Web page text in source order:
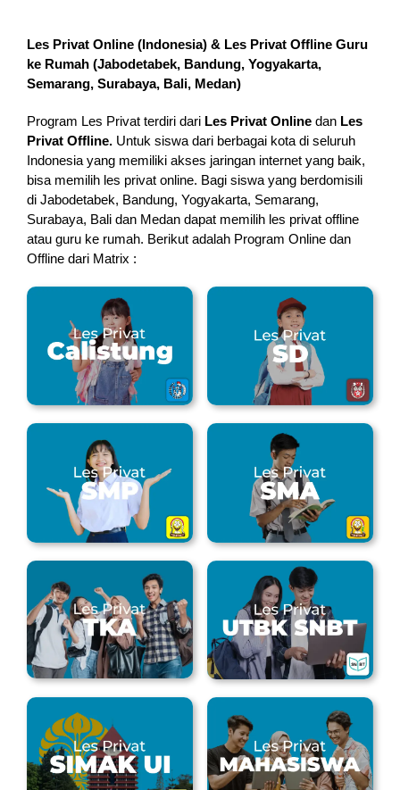
Les Privat Online (Indonesia) & Les Privat Offline Guru
ke Rumah (Jabodetabek, Bandung, Yogyakarta,
Semarang, Surabaya, Bali, Medan)
Program Les Privat terdiri dari Les Privat Online dan Les
Privat Offline. Untuk siswa dari berbagai kota di seluruh
Indonesia yang memiliki akses jaringan internet yang baik,
bisa memilih les privat online. Bagi siswa yang berdomisili
di Jabodetabek, Bandung, Yogyakarta, Semarang,
Surabaya, Bali dan Medan dapat memilih les privat offline
atau guru ke rumah. Berikut adalah Program Online dan
Offline dari Matrix :